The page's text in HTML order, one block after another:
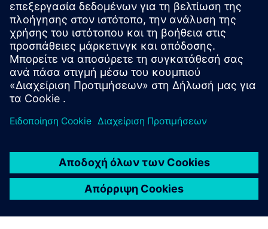
Εκδηλώσεις
Μια επισκόπηση των εκδηλώσεων και των
διαδικτυακών σεμιναρίων της Siemens Austria.